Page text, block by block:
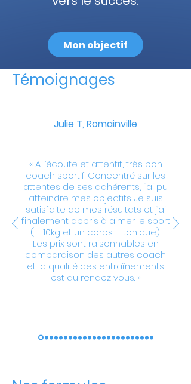
Mon objectif
Témoignages
Julie T, Romainville
« A l’écoute et attentif, très bon
coach sportif. Concentré sur les
attentes de ses adhérents, j’ai pu
atteindre mes objectifs. Je suis
satisfaite de mes résultats et j’ai
finalement appris à aimer le sport
( - 10kg et un corps + tonique).
Les prix sont raisonnables en
comparaison des autres coach
et la qualité des entraînements
est au rendez vous. »